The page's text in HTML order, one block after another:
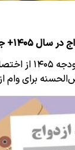
جزییات
برای وام